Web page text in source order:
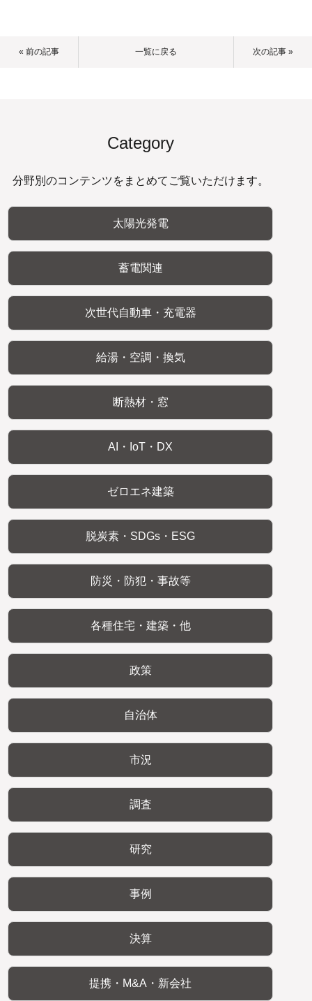
« 前の記事 一覧に戻る 次の記事 »
Category
分野別のコンテンツをまとめてご覧いただけます。
太陽光発電
蓄電関連
次世代自動車・充電器
給湯・空調・換気
断熱材・窓
AI・IoT・DX
ゼロエネ建築
脱炭素・SDGs・ESG
防災・防犯・事故等
各種住宅・建築・他
政策
自治体
市況
調査
研究
事例
決算
提携・M&A・新会社